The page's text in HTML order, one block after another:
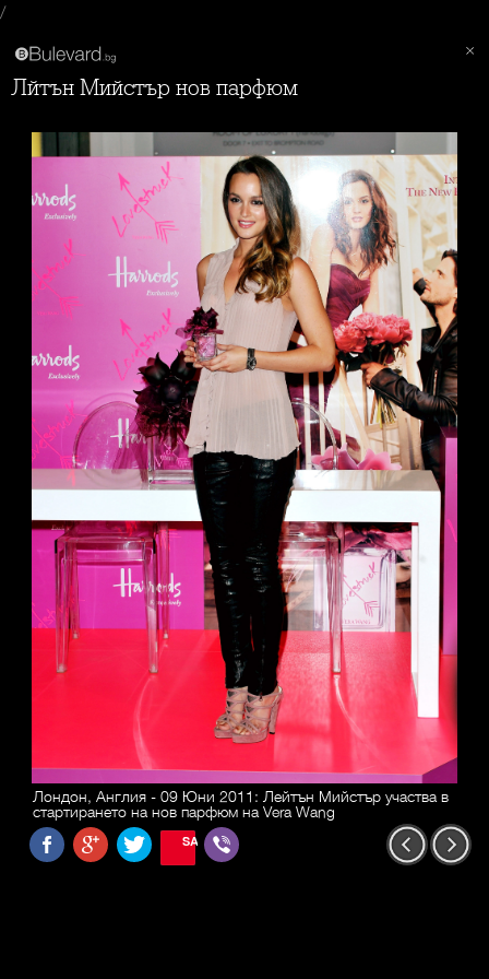
/
Лйтън Mийстър нов парфюм
Лондон, Англия - 09 Юни 2011: Лейтън Mийстър участва в
стартирането на нов парфюм на Vera Wang
SAVE